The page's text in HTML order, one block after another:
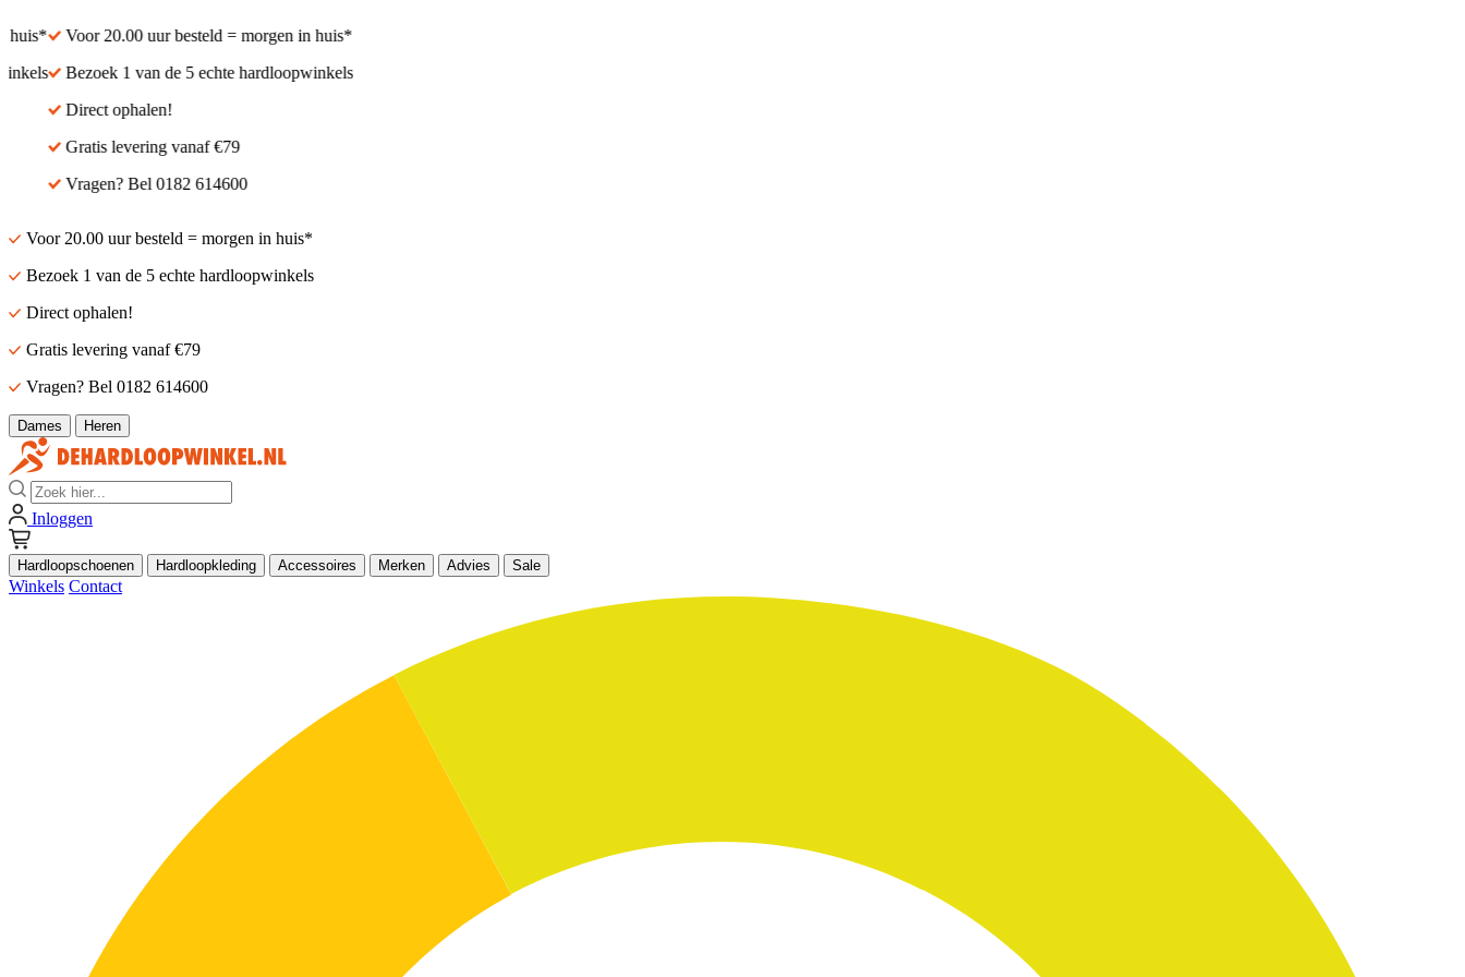
Voor 20.00 uur besteld = morgen in huis*
Bezoek 1 van de 5 echte hardloopwinkels
Direct ophalen!
Gratis levering vanaf €79
Vragen? Bel 0182 614600
Voor 20.00 uur besteld = morgen in huis*
Bezoek 1 van de 5 echte hardloopwinkels
Direct ophalen!
Gratis levering vanaf €79
Vragen? Bel 0182 614600
Dames Heren
Zoek
Inloggen
Hardloopschoenen Hardloopkleding Accessoires Merken Advies Sale
Winkels Contact